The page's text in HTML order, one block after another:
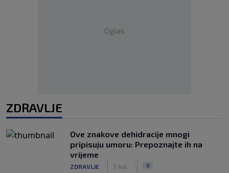
Oglas
ZDRAVLJE
Ove znakove dehidracije mnogi
pripisuju umoru: Prepoznajte ih na
vrijeme
ZDRAVLJE 7. kol. 0